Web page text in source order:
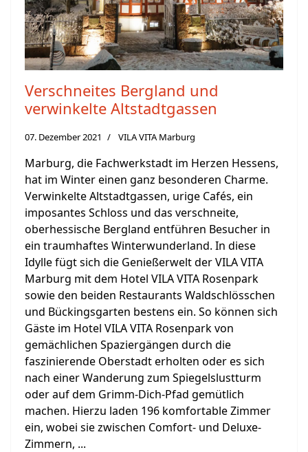
Verschneites Bergland und
verwinkelte Altstadtgassen
07. Dezember 2021 VILA VITA Marburg
Marburg, die Fachwerkstadt im Herzen Hessens,
hat im Winter einen ganz besonderen Charme.
Verwinkelte Altstadtgassen, urige Cafés, ein
imposantes Schloss und das verschneite,
oberhessische Bergland entführen Besucher in
ein traumhaftes Winterwunderland. In diese
Idylle fügt sich die Genießerwelt der VILA VITA
Marburg mit dem Hotel VILA VITA Rosenpark
sowie den beiden Restaurants Waldschlösschen
und Bückingsgarten bestens ein. So können sich
Gäste im Hotel VILA VITA Rosenpark von
gemächlichen Spaziergängen durch die
faszinierende Oberstadt erholten oder es sich
nach einer Wanderung zum Spiegelslustturm
oder auf dem Grimm-Dich-Pfad gemütlich
machen. Hierzu laden 196 komfortable Zimmer
ein, wobei sie zwischen Comfort- und Deluxe-
Zimmern, ...